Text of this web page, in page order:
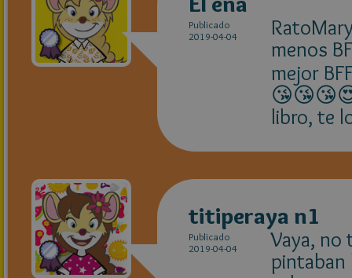
Publicado
2019-04-04
menos
mejor
libro, te
titiperaya n1
Publicado
2019-04-04
Vaya, no
pintaban